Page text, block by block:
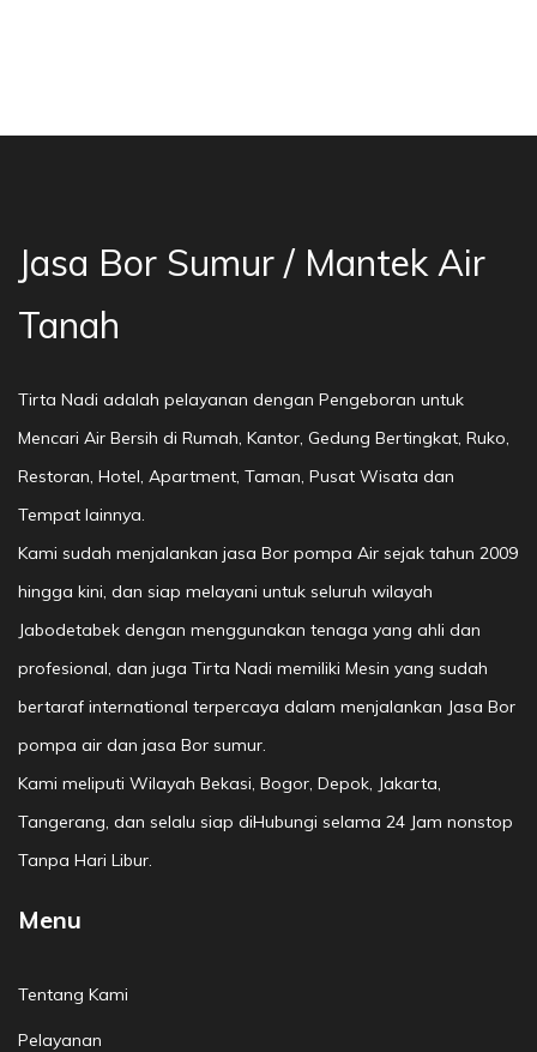
Jasa Bor Sumur / Mantek Air
Tanah
Tirta Nadi adalah pelayanan dengan Pengeboran untuk
Mencari Air Bersih di Rumah, Kantor, Gedung Bertingkat, Ruko,
Restoran, Hotel, Apartment, Taman, Pusat Wisata dan
Tempat lainnya.
Kami sudah menjalankan jasa Bor pompa Air sejak tahun 2009
hingga kini, dan siap melayani untuk seluruh wilayah
Jabodetabek dengan menggunakan tenaga yang ahli dan
profesional, dan juga Tirta Nadi memiliki Mesin yang sudah
bertaraf international terpercaya dalam menjalankan Jasa Bor
pompa air dan jasa Bor sumur.
Kami meliputi Wilayah Bekasi, Bogor, Depok, Jakarta,
Tangerang, dan selalu siap diHubungi selama 24 Jam nonstop
Tanpa Hari Libur.
Menu
Tentang Kami
Pelayanan